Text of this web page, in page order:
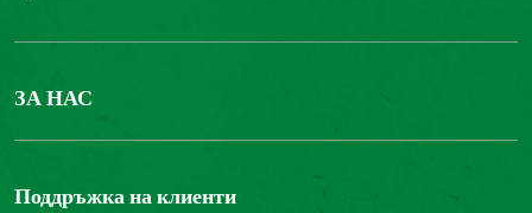
ЗА НАС
БОНДЮЕЛ ГРУП
Поддръжка на клиенти